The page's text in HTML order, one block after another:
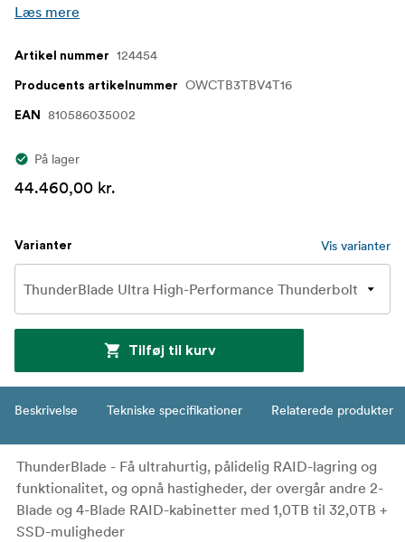
Læs mere
Artikel nummer 124454
Producents artikelnummer OWCTB3TBV4T16
EAN 810586035002
På lager
44.460,00 kr.
Varianter Vis varianter
Tilføj til kurv
Beskrivelse Tekniske specifikationer Relaterede produkter
ThunderBlade - Få ultrahurtig, pålidelig RAID-lagring og
funktionalitet, og opnå hastigheder, der overgår andre 2-
Blade og 4-Blade RAID-kabinetter med 1,0TB til 32,0TB +
SSD-muligheder